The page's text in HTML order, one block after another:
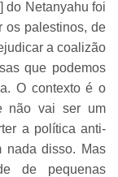
do Netanyahu foi
os palestinos, de
a coalizão
que podemos
O contexto é o
não vai ser um
a política anti-
nada disso. Mas
de pequenas